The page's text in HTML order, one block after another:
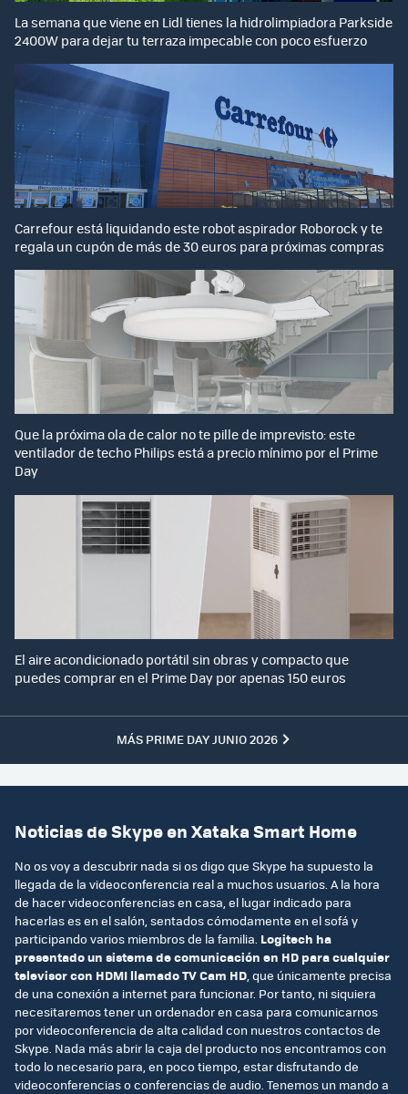
La semana que viene en Lidl tienes la hidrolimpiadora Parkside
2400W para dejar tu terraza impecable con poco esfuerzo
Carrefour está liquidando este robot aspirador Roborock y te
regala un cupón de más de 30 euros para próximas compras
Que la próxima ola de calor no te pille de imprevisto: este
ventilador de techo Philips está a precio mínimo por el Prime
Day
El aire acondicionado portátil sin obras y compacto que
puedes comprar en el Prime Day por apenas 150 euros
MÁS PRIME DAY JUNIO 2026
Noticias de Skype en Xataka Smart Home
No os voy a descubrir nada si os digo que Skype ha supuesto la
llegada de la videoconferencia real a muchos usuarios. A la hora
de hacer videoconferencias en casa, el lugar indicado para
hacerlas es en el salón, sentados cómodamente en el sofá y
participando varios miembros de la familia. Logitech ha
presentado un sistema de comunicación en HD para cualquier
televisor con HDMI llamado TV Cam HD, que únicamente precisa
de una conexión a internet para funcionar. Por tanto, ni siquiera
necesitaremos tener un ordenador en casa para comunicarnos
por videoconferencia de alta calidad con nuestros contactos de
Skype. Nada más abrir la caja del producto nos encontramos con
todo lo necesario para, en poco tiempo, estar disfrutando de
videoconferencias o conferencias de audio. Tenemos un mando a